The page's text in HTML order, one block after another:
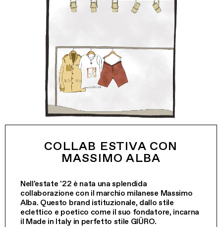
COLLAB ESTIVA CON
MASSIMO ALBA
Nell'estate '22 è nata una splendida
collaborazione con il marchio milanese Massimo
Alba. Questo brand istituzionale, dallo stile
eclettico e poetico come il suo fondatore, incarna
il Made in Italy in perfetto stile GIÜRO.